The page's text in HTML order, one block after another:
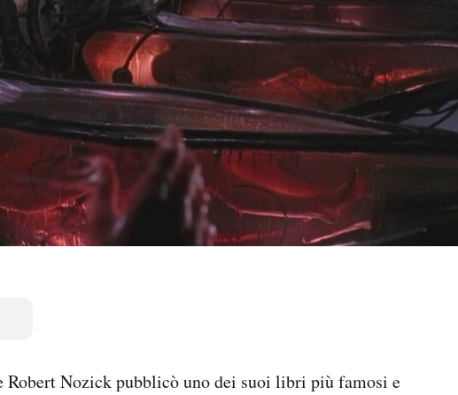
Nozick pubblicò uno dei suoi libri più famosi e